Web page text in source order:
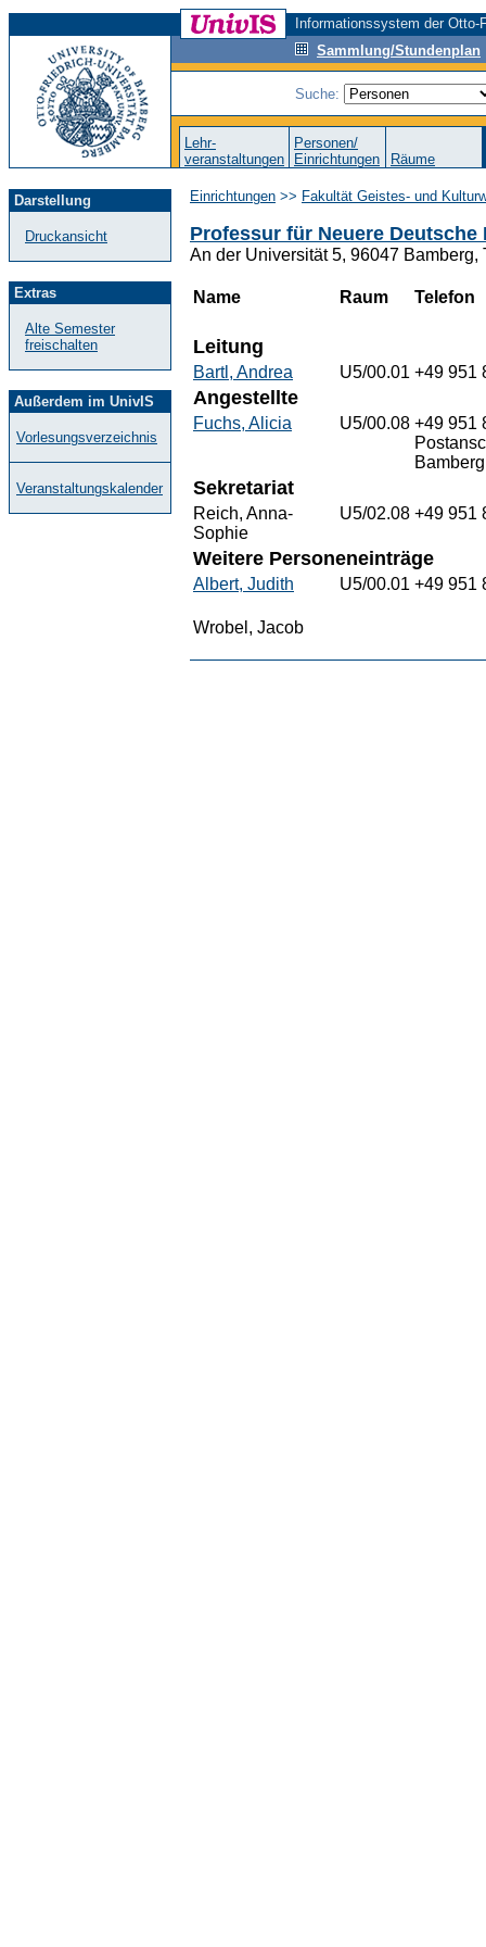
Informationssystem der
Sammlung/Stundenplan
Suche:
Lehr-
veranstaltungen
Personen/
Einrichtungen
Räume
Darstellung
Druckansicht
Extras
Alte Semester
freischalten
Außerdem im UnivIS
Vorlesungsverzeichnis
Veranstaltungskalender
Einrichtungen >> Fakultät Geistes- und
Professur für Neuere
An der Universität 5, 96047 Bamberg,
Name Raum Telefon
Leitung
Bartl, Andrea U5/00.01 +49 951
Angestellte
Fuchs, Alicia U5/00.08 +49 951
Bamberg
Sekretariat
Reich, Anna-
Sophie
U5/02.08 +49 951
Weitere Personeneinträge
Albert, Judith U5/00.01 +49 951
Wrobel, Jacob